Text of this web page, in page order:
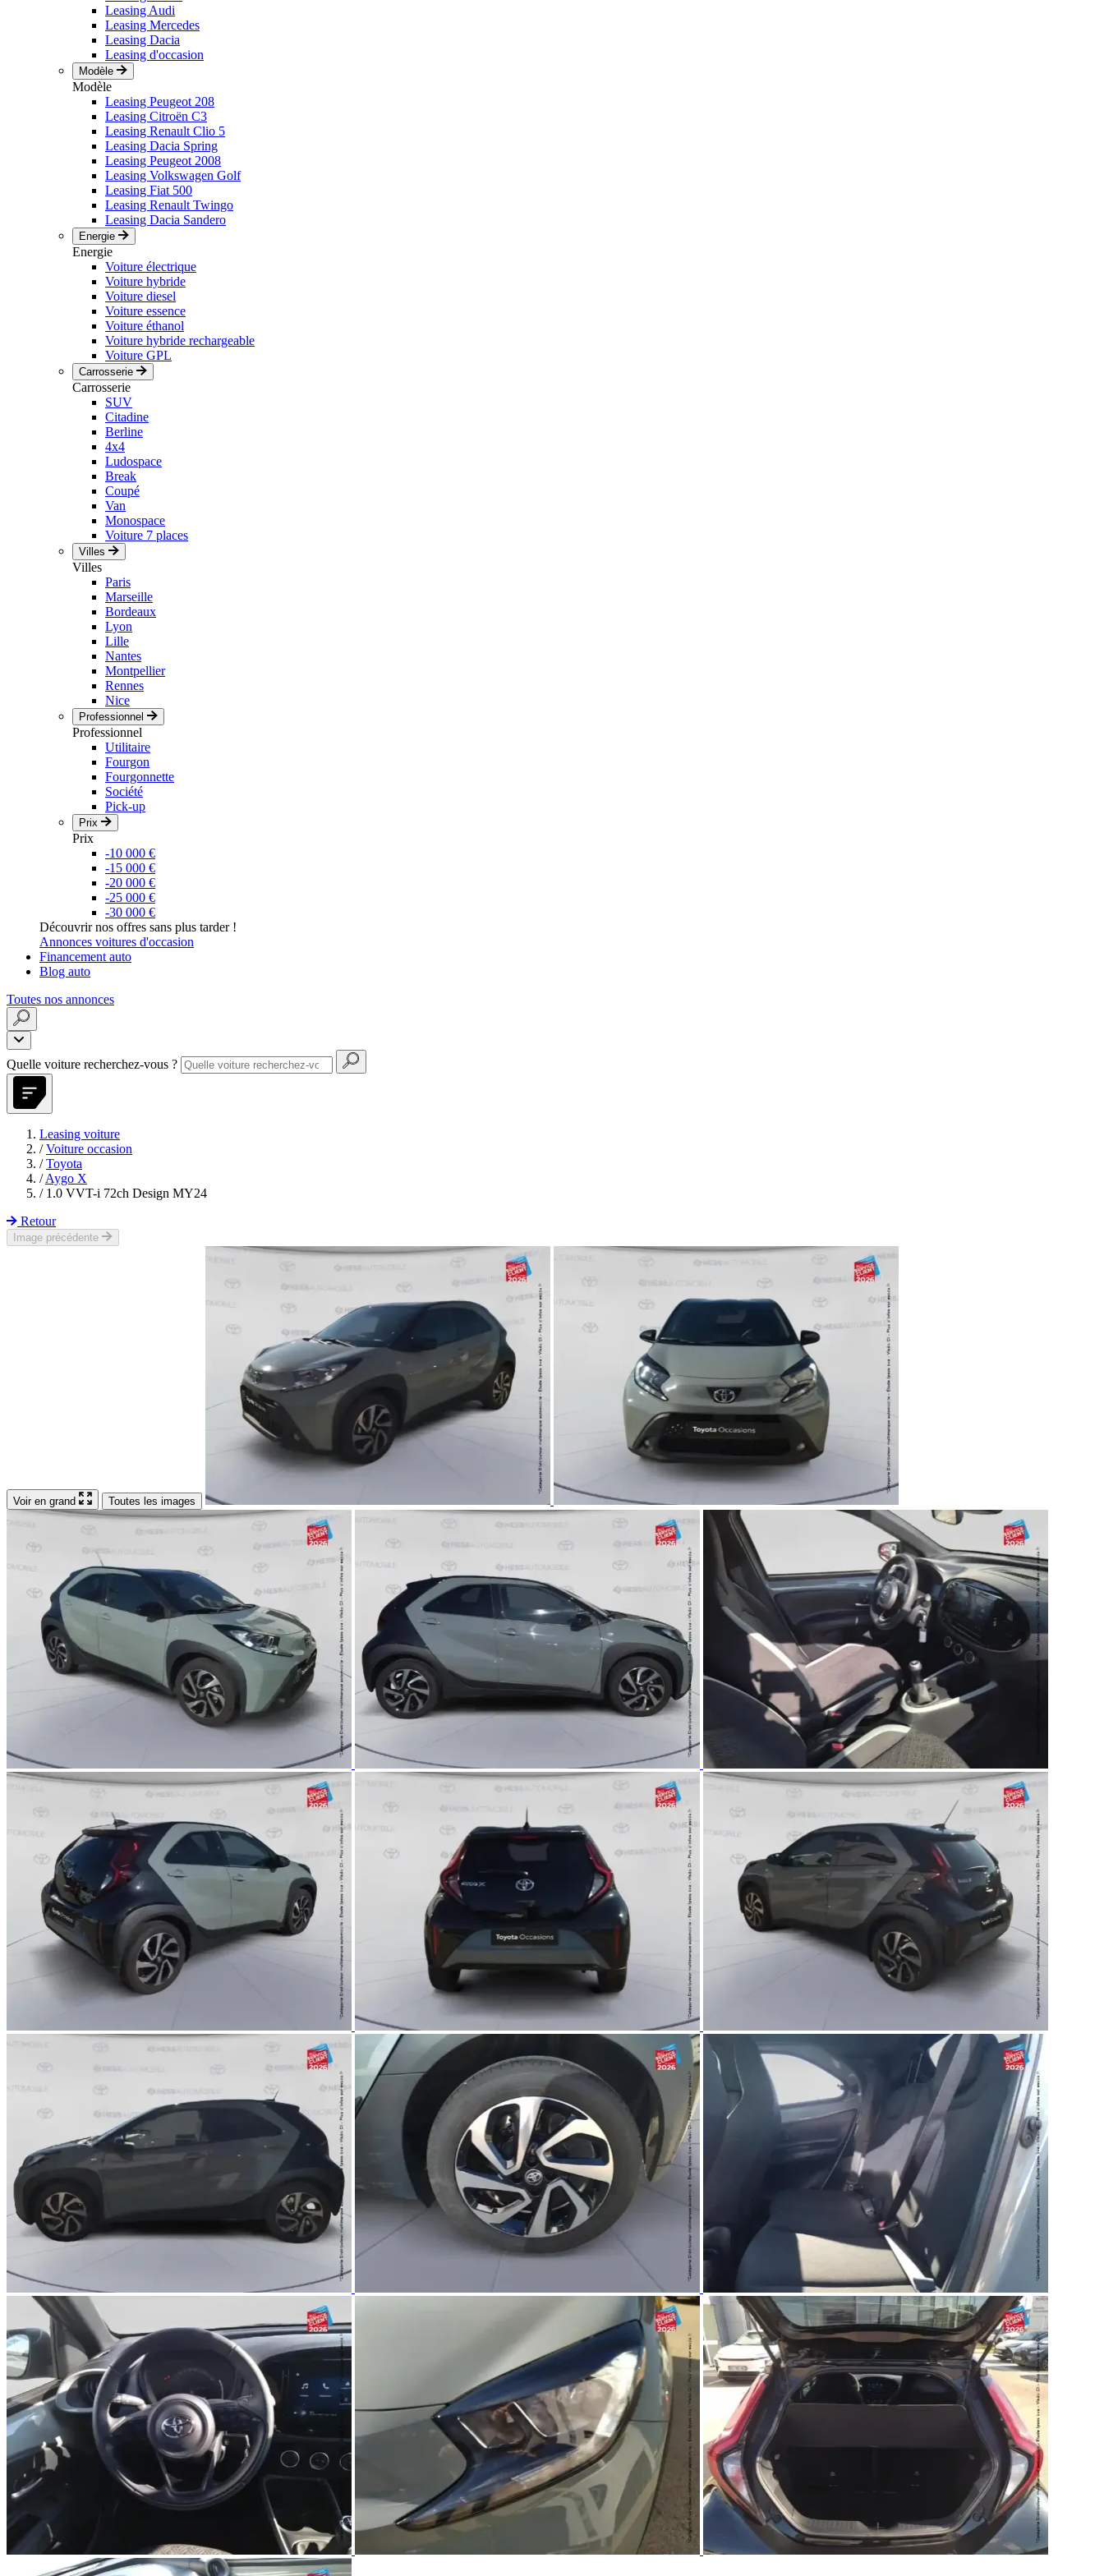
Leasing Audi
Leasing Mercedes
Leasing Dacia
Leasing d'occasion
Modèle
Modèle
Leasing Peugeot 208
Leasing Citroën C3
Leasing Renault Clio 5
Leasing Dacia Spring
Leasing Peugeot 2008
Leasing Volkswagen Golf
Leasing Fiat 500
Leasing Renault Twingo
Leasing Dacia Sandero
Energie
Energie
Voiture électrique
Voiture hybride
Voiture diesel
Voiture essence
Voiture éthanol
Voiture hybride rechargeable
Voiture GPL
Carrosserie
Carrosserie
SUV
Citadine
Berline
4x4
Ludospace
Break
Coupé
Van
Monospace
Voiture 7 places
Villes
Villes
Paris
Marseille
Bordeaux
Lyon
Lille
Nantes
Montpellier
Rennes
Nice
Professionnel
Professionnel
Utilitaire
Fourgon
Fourgonnette
Société
Pick-up
Prix
Prix
-10 000 €
-15 000 €
-20 000 €
-25 000 €
-30 000 €
Découvrir nos offres sans plus tarder !
Annonces voitures d'occasion
Financement auto
Blog auto
Toutes nos annonces
Quelle voiture recherchez-vous ?
Leasing voiture
/ Voiture occasion
/ Toyota
/ Aygo X
/ 1.0 VVT-i 72ch Design MY24
Retour
Image précédente
Voir en grand Toutes les images